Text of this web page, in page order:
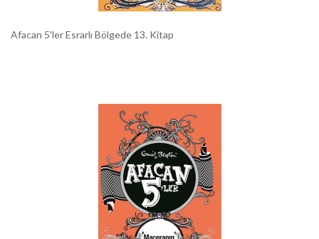
Afacan 5'ler Esrarlı Bölgede 13. Kitap